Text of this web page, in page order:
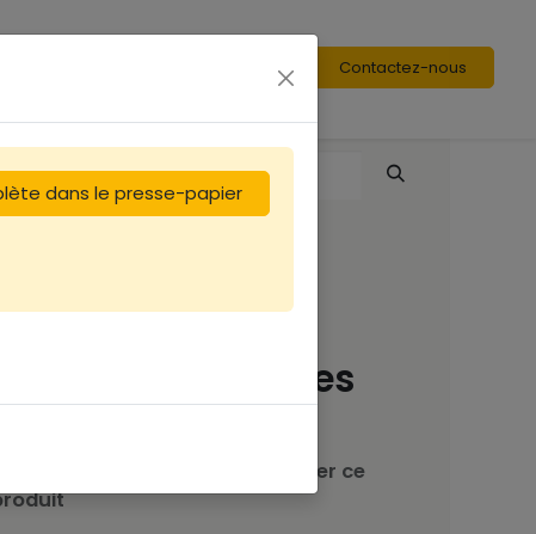
Contactez-nous
gaufrée Dt alvéoles
mâles
Contactez nous pour commander ce
dans le presse-papier